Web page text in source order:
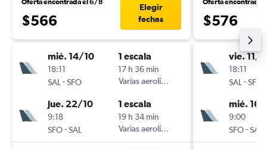
Oferta encontrada el 6/8
$566
Elegir
fechas
mié. 14/10
18:11
SAL -SFO
1 escala
17 h 36 min
Varias aerolíneas
jue. 22/10
9:18
SFO-SAL
1 escala
19 h 34 min
Varias aerolíneas
Oferta encontrada
$576
vie. 11/9
18:11
SAL -SFO
mié.
9:00
SFO-SAL